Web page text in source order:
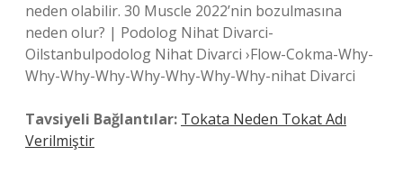
neden olabilir. 30 Muscle 2022’nin bozulmasına
neden olur? | Podolog Nihat Divarci-
Oilstanbulpodolog Nihat Divarci ›Flow-Cokma-Why-
Why-Why-Why-Why-Why-Why-Why-nihat Divarci
Tavsiyeli Bağlantılar: Tokata Neden Tokat Adı
Verilmiştir